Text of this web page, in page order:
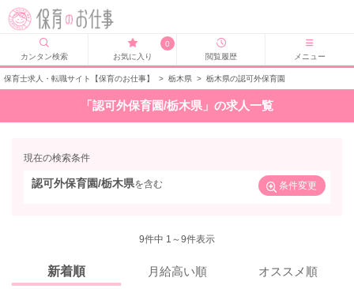
カンタン検索
0
お気に入り
閲覧履歴 メニュー
保育士求人・転職サイト【保育のお仕事】 > 栃木県 > 栃木県の認可外保育園
「認可外保育園/栃木県」の求人一覧
現在の検索条件
認可外保育園/栃木県を含む 条件変更
9件中 1～9件表示
新着順 月給高い順 オススメ順